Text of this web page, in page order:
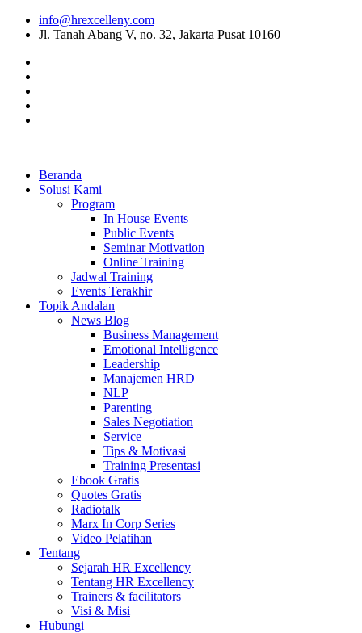
info@hrexcelleny.com
Jl. Tanah Abang V, no. 32, Jakarta Pusat 10160
Beranda
Solusi Kami
Program
In House Events
Public Events
Seminar Motivation
Online Training
Jadwal Training
Events Terakhir
Topik Andalan
News Blog
Business Management
Emotional Intelligence
Leadership
Manajemen HRD
NLP
Parenting
Sales Negotiation
Service
Tips & Motivasi
Training Presentasi
Ebook Gratis
Quotes Gratis
Radiotalk
Marx In Corp Series
Video Pelatihan
Tentang
Sejarah HR Excellency
Tentang HR Excellency
Trainers & facilitators
Visi & Misi
Hubungi